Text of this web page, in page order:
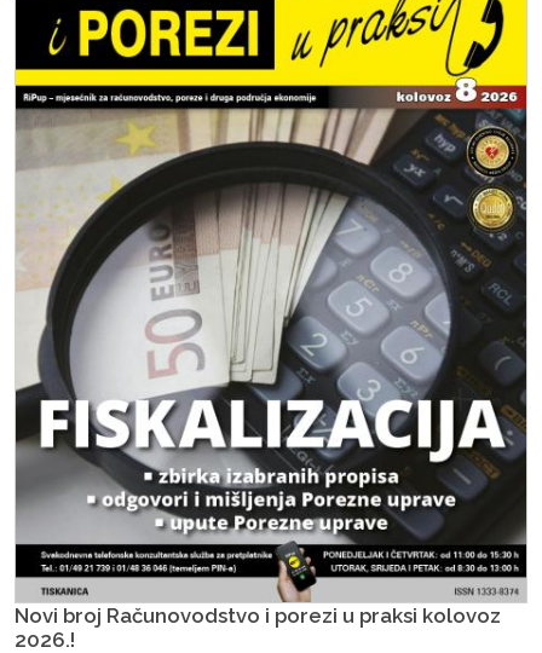
Novi broj Računovodstvo i porezi u praksi kolovoz
2026.!